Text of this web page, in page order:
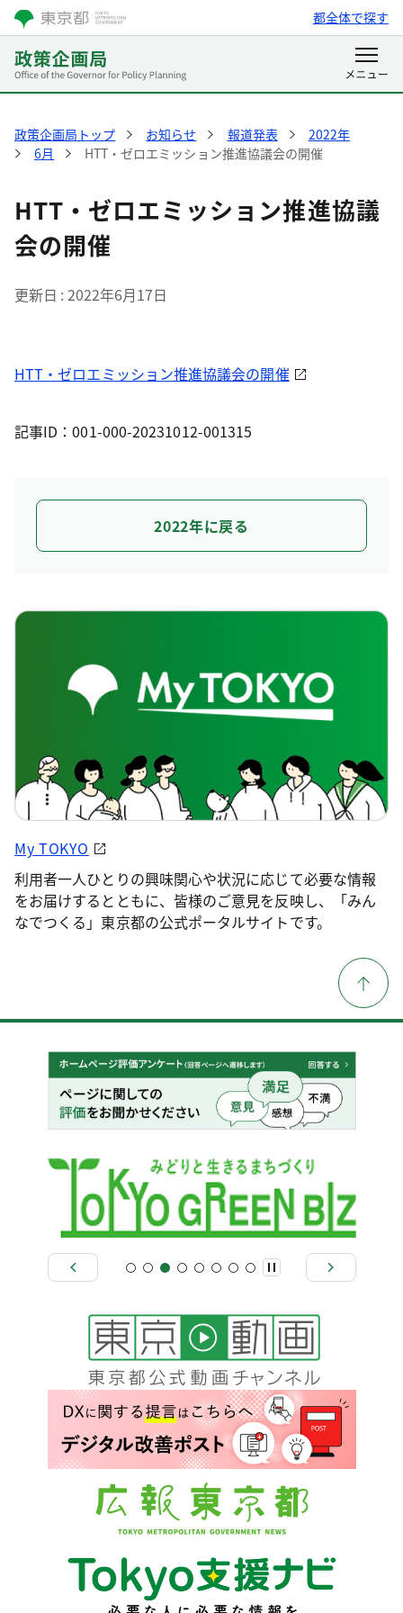
都全体で探す
政策企画局トップ お知らせ 報道発表
2022年
6月
HTT・ゼロエミッション推進協議会の開催
HTT・ゼロエミッション推進協議
会の開催
更新日 2022年6月17日
HTT・ゼロエミッション推進協議会の開催
記事ID：001-000-20231012-001315
2022年に戻る
My TOKYO
利用者一人ひとりの興味関心や状況に応じて必要な情報
をお届けするとともに、皆様のご意見を反映し、「みん
なでつくる」東京都の公式ポータルサイトです。